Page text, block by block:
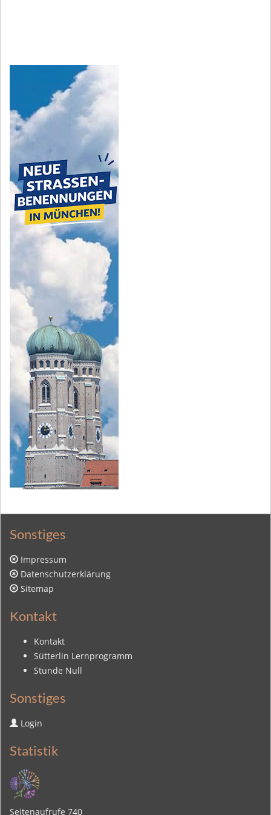
Sonstiges
Impressum
Datenschutzerklärung
Sitemap
Kontakt
Kontakt
Sütterlin Lernprogramm
Stunde Null
Sonstiges
Login
Statistik
Seitenaufrufe 740